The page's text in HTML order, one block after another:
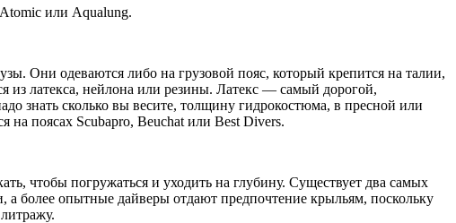
или Aqualung.
Они одеваются либо на грузовой пояс, который крепится на талии,
из латекса, нейлона или резины. Латекс — самый дорогой,
знать сколько вы весите, толщину гидрокостюма, в пресной или
на поясах Scubapro, Beuchat или Best Divers.
чтобы погружаться и уходить на глубину. Существует два самых
более опытные дайверы отдают предпочтение крыльям, поскольку